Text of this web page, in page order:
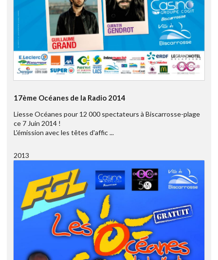
17ème Océanes de la Radio 2014
Liesse Océanes pour 12 000 spectateurs à Biscarrosse-plage
ce 7 Juin 2014 !
L'émission avec les têtes d'affic ...
2013